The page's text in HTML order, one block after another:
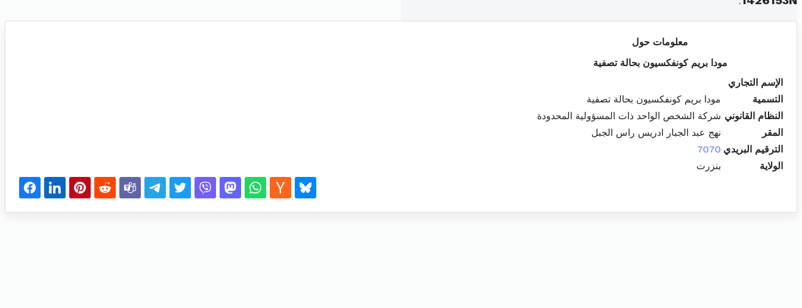
معلومات حول
مودا بريم كونفكسيون بحالة تصفية
الإسم التجاري
التسمية
مودا بريم كونفكسيون بحالة تصفية
النظام القانوني شركة الشخص الواحد ذات المسؤولية المحدودة
المقر
نهج عبد الجبار ادريس راس الجبل
الترقيم البريدي 7070
الولاية
بنزرت